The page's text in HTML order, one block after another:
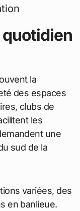
la
des espaces
clubs de
les
une
sud de la
variées, des
en banlieue.